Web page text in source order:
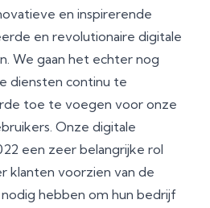
en inspirerende
en revolutionaire digitale
We gaan het echter nog
diensten continu te
toe te voegen voor onze
Onze digitale
een zeer belangrijke rol
klanten voorzien van de
hebben om hun bedrijf